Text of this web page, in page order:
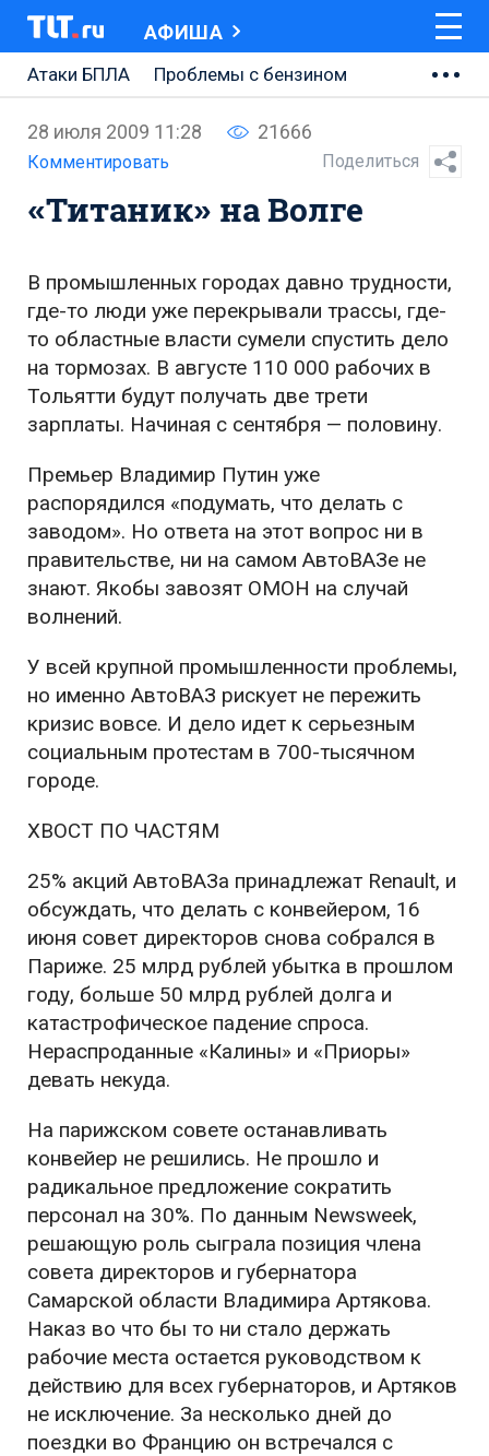
АФИША
Атаки БПЛА
Проблемы с бензином
Ремонт Центральной площади
Ремонт Обводного шоссе
Неделя Тольятти
28 июля 2009 11:28 21666
Комментировать Поделиться
«Титаник» на Волге
В промышленных городах давно трудности,
где-то люди уже перекрывали трассы, где-
то областные власти сумели спустить дело
на тормозах. В августе 110 000 рабочих в
Тольятти будут получать две трети
зарплаты. Начиная с сентября — половину.
Премьер Владимир Путин уже
распорядился «подумать, что делать с
заводом». Но ответа на этот вопрос ни в
правительстве, ни на самом АвтоВАЗе не
знают. Якобы завозят ОМОН на случай
волнений.
У всей крупной промышленности проблемы,
но именно АвтоВАЗ рискует не пережить
кризис вовсе. И дело идет к серьезным
социальным протестам в 700-тысячном
городе.
ХВОСТ ПО ЧАСТЯМ
25% акций АвтоВАЗа принадлежат Renault, и
обсуждать, что делать с конвейером, 16
июня совет директоров снова собрался в
Париже. 25 млрд рублей убытка в прошлом
году, больше 50 млрд рублей долга и
катастрофическое падение спроса.
Нераспроданные «Калины» и «Приоры»
девать некуда.
На парижском совете останавливать
конвейер не решились. Не прошло и
радикальное предложение сократить
персонал на 30%. По данным Newsweek,
решающую роль сыграла позиция члена
совета директоров и губернатора
Самарской области Владимира Артякова.
Наказ во что бы то ни стало держать
рабочие места остается руководством к
действию для всех губернаторов, и Артяков
не исключение. За несколько дней до
поездки во Францию он встречался с